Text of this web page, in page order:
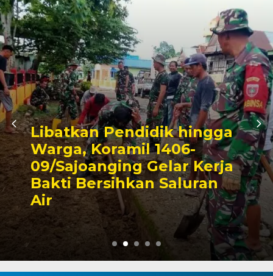
Triwulan II 2026,
Pendapatan Makassar
Capai 49 Persen,
Rp130 Miliar